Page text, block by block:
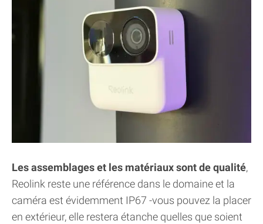
Les assemblages et les matériaux sont de qualité,
Reolink reste une référence dans le domaine et la
caméra est évidemment IP67 -vous pouvez la placer
en extérieur, elle restera étanche quelles que soient